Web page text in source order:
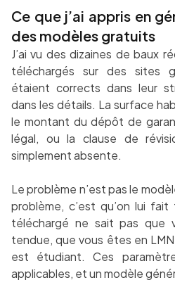
Ce que j’ai appris en
des modèles gratuits
J’ai vu des dizaines de baux
téléchargés sur des sites
étaient corrects dans leur
dans les détails. La surface
le montant du dépôt de
légal, ou la clause de
simplement absente.
Le problème n’est pas le
problème, c’est qu’on lui
téléchargé ne sait pas que
tendue, que vous êtes en
est étudiant. Ces
applicables, et un modèle